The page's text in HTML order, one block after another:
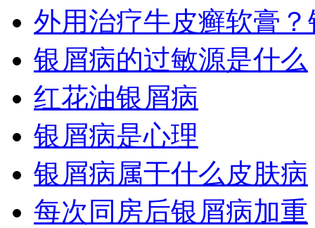
外用治疗牛皮癣软膏
银屑病的过敏源是什么
红花油银屑病
银屑病是心理
银屑病属于什么皮肤病
每次同房后银屑病加重